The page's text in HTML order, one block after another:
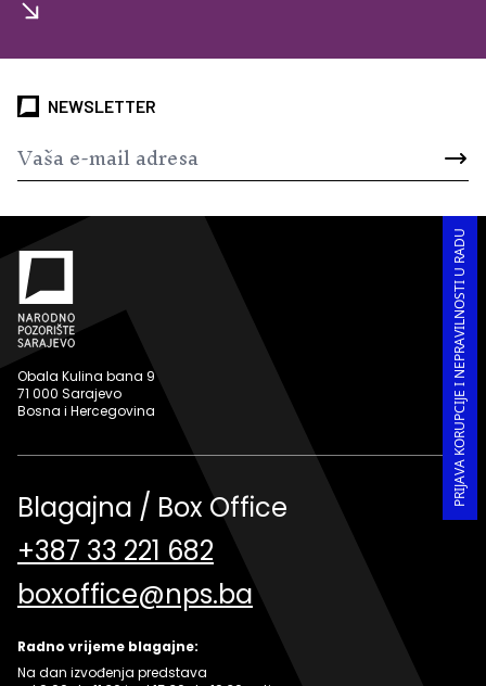
NEWSLETTER
PRIJAVA KORUPCIJE I NEPRAVILNOSTI U RADU
Obala Kulina bana 9
71 000 Sarajevo
Bosna i Hercegovina
Blagajna / Box Office
+387 33 221 682
boxoffice@nps.ba
Radno vrijeme blagajne:
Na dan izvođenja predstava